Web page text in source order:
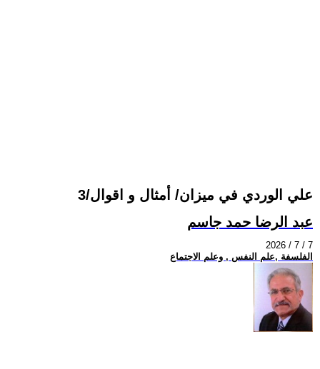
علي الوردي في ميزان/ أمثال و اقوال/3
عبد الرضا حمد جاسم
2026 / 7 / 7
الفلسفة ,علم النفس , وعلم الاجتماع